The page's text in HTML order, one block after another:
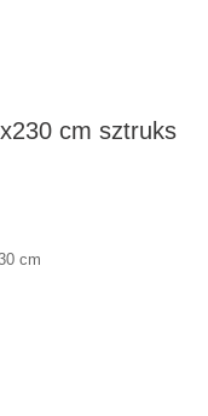
cm sztruks
cm